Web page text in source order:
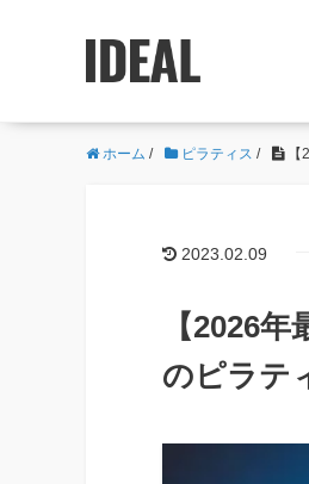
ホーム / ピラティス /
2023.02.09
【2026
のピラテ